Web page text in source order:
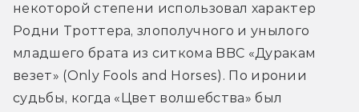
некоторой степени использовал характер
Родни Троттера, злополучного и унылого
младшего брата из ситкома BBC «Дуракам
везет» (Only Fools and Horses). По иронии
судьбы, когда «Цвет волшебства» был